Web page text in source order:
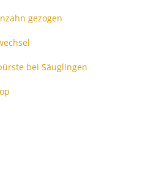
gezogen
bei Säuglingen